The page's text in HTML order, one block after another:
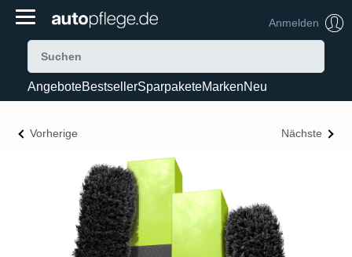
Anmelden
AngeboteBestsellerSparpaketeMarkenNeu
Vorherige Nächste